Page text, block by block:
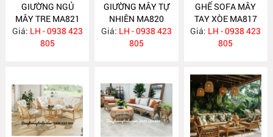
GIƯỜNG NGỦ
MÂY TRE MA821
Giá: LH - 0938 423
805
GIƯỜNG MÂY TỰ
NHIÊN MA820
Giá: LH - 0938 423
805
GHẾ SOFA MÂY
TAY XÒE MA817
Giá: LH - 0938 423
805